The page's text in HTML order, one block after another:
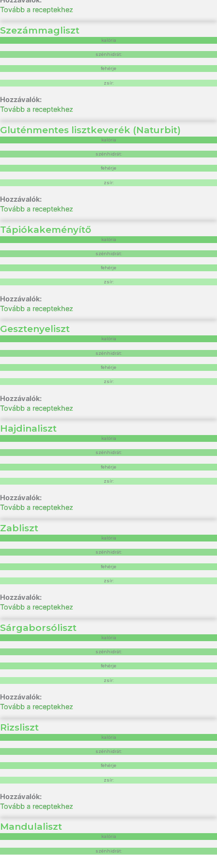
Tovább a receptekhez
Szezámmagliszt
kalória
szénhidrát:
fehérje
zsír:
Tovább a receptekhez
Gluténmentes lisztkeverék (Naturbit)
kalória
szénhidrát:
fehérje
zsír:
Tovább a receptekhez
Tápiókakeményítő
kalória
szénhidrát:
fehérje
zsír:
Tovább a receptekhez
Gesztenyeliszt
kalória
szénhidrát:
fehérje
zsír:
Tovább a receptekhez
Hajdinaliszt
kalória
szénhidrát:
fehérje
zsír:
Tovább a receptekhez
Zabliszt
kalória
szénhidrát:
fehérje
zsír:
Tovább a receptekhez
Sárgaborsóliszt
kalória
szénhidrát:
fehérje
zsír:
Tovább a receptekhez
Rizsliszt
kalória
szénhidrát:
fehérje
zsír:
Tovább a receptekhez
Mandulaliszt
kalória
szénhidrát: